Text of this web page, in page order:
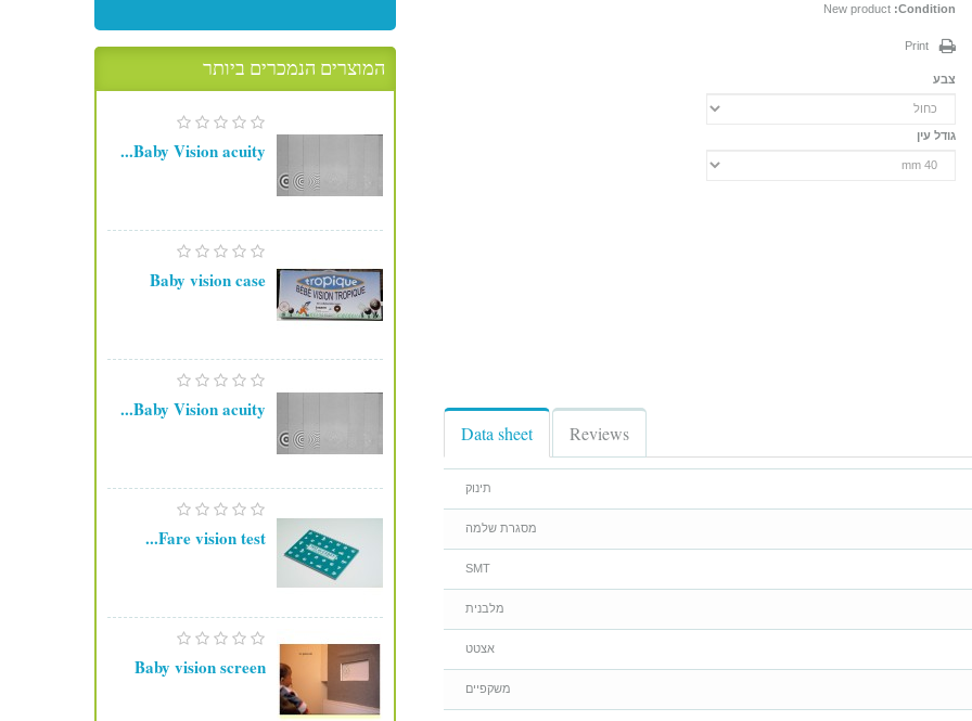
Condition:
New product
Print
צבע
גודל עין
Data sheet Reviews
תינוק
מסגרת שלמה
SMT
מלבנית
אצטט
משקפיים
המוצרים הנמכרים ביותר
Baby Vision acuity...
Baby vision case
Baby Vision acuity...
Fare vision test...
Baby vision screen